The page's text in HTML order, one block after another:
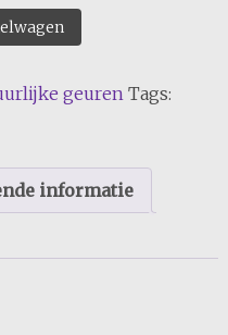
geuren Tags:
informatie